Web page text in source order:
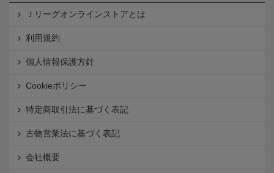
Ｊリーグオンラインストアとは
利用規約
個人情報保護方針
Cookieポリシー
特定商取引法に基づく表記
古物営業法に基づく表記
会社概要